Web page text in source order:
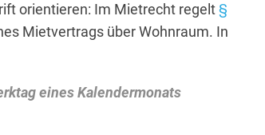
orientieren: Im Mietrecht regelt §
Mietvertrags über Wohnraum. In
eines Kalendermonats